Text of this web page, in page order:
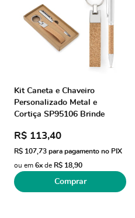
Kit Caneta e Chaveiro
Personalizado Metal e
Cortiça SP95106 Brinde
R$ 113,40
R$ 107,73 para pagamento no PIX
ou em 6x de R$ 18,90
Comprar